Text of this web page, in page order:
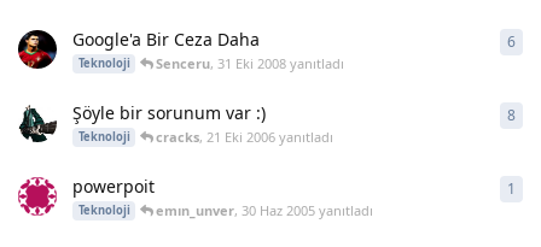
Google'a Bir Ceza Daha
Teknoloji Senceru,31 Eki 2008 yanıtladı
6
Şöyle bir sorunum var :)
Teknoloji cracks,21 Eki 2006 yanıtladı
8
powerpoit
Teknoloji emın_unver,30 Haz 2005 yanıtladı
1